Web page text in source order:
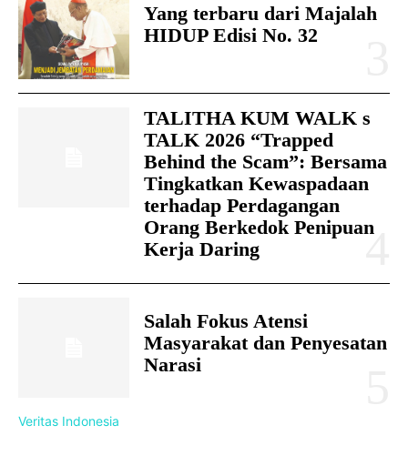
Yang terbaru dari Majalah
HIDUP Edisi No. 32
TALITHA KUM WALK s
TALK 2026 “Trapped
Behind the Scam”: Bersama
Tingkatkan Kewaspadaan
terhadap Perdagangan
Orang Berkedok Penipuan
Kerja Daring
Salah Fokus Atensi
Masyarakat dan Penyesatan
Narasi
Veritas Indonesia